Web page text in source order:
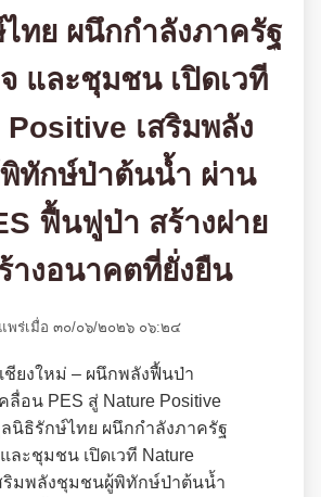
ทย ผนึกกำลังภาครัฐ
และชุมชน เปิดเวที
Positive เสริมพลัง
ทักษ์ป่าต้นน้ำ ผ่าน
ฟื้นฟูป่า สร้างฝาย
างอนาคตที่ยั่งยืน
พร่เมื่อ ๓๐/๐๖/๒๐๒๖ ๐๖:๒๔